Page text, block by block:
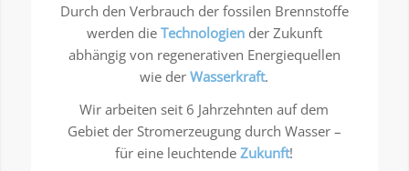
Durch den Verbrauch der fossilen Brennstoffe
werden die Technologiender Zukunft
abhängig von regenerativen Energiequellen
wie derWasserkraft.
Wir arbeiten seit 6 Jahrzehnten auf dem
Gebiet der Stromerzeugung durch Wasser –
für eine leuchtendeZukunft!